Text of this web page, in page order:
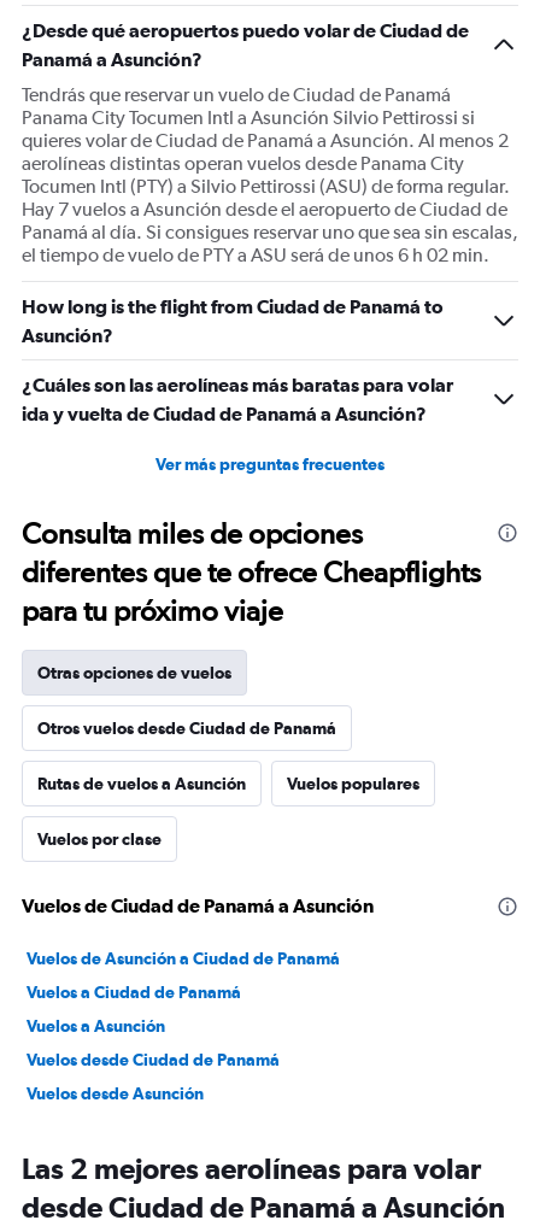
¿Desde qué aeropuertos puedo volar de Ciudad de
Panamá a Asunción?
Tendrás que reservar un vuelo de Ciudad de Panamá
Panama City Tocumen Intl a Asunción Silvio Pettirossi si
quieres volar de Ciudad de Panamá a Asunción. Al menos 2
aerolíneas distintas operan vuelos desde Panama City
Tocumen Intl (PTY) a Silvio Pettirossi (ASU) de forma regular.
Hay 7 vuelos a Asunción desde el aeropuerto de Ciudad de
Panamá al día. Si consigues reservar uno que sea sin escalas,
el tiempo de vuelo de PTY a ASU será de unos 6 h 02 min.
How long is the flight from Ciudad de Panamá to
Asunción?
¿Cuáles son las aerolíneas más baratas para volar
ida y vuelta de Ciudad de Panamá a Asunción?
Ver más preguntas frecuentes
Consulta miles de opciones
diferentes que te ofrece Cheapflights
para tu próximo viaje
Otras opciones de vuelos
Otros vuelos desde Ciudad de Panamá
Rutas de vuelos a Asunción Vuelos populares
Vuelos por clase
Vuelos de Ciudad de Panamá a Asunción
Vuelos de Asunción a Ciudad de Panamá
Vuelos a Ciudad de Panamá
Vuelos a Asunción
Vuelos desde Ciudad de Panamá
Vuelos desde Asunción
Las 2 mejores aerolíneas para volar
desde Ciudad de Panamá a Asunción